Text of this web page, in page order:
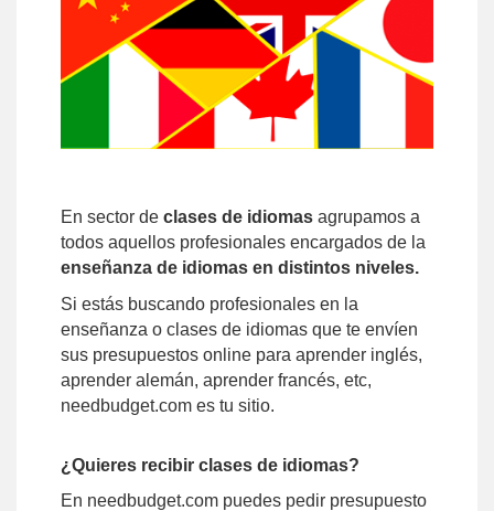
En sector de clases de idiomas agrupamos a
todos aquellos profesionales encargados de la
enseñanza de idiomas en distintos niveles.
Si estás buscando profesionales en la
enseñanza o clases de idiomas que te envíen
sus presupuestos online para aprender inglés,
aprender alemán, aprender francés, etc,
needbudget.com es tu sitio.
¿Quieres recibir clases de idiomas?
En needbudget.com puedes pedir presupuesto